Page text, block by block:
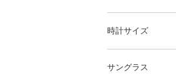
時計サイズ
サングラス